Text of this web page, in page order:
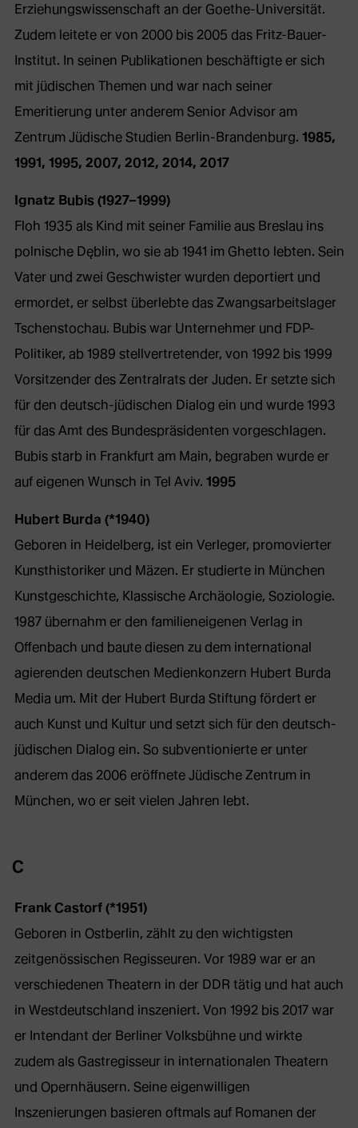
Erziehungswissenschaft an der Goethe-Universität.
Zudem leitete er von 2000 bis 2005 das Fritz-Bauer-
Institut. In seinen Publikationen beschäftigte er sich
mit jüdischen Themen und war nach seiner
Emeritierung unter anderem Senior Advisor am
Zentrum Jüdische Studien Berlin-Brandenburg. 1985,
1991, 1995, 2007, 2012, 2014, 2017
Ignatz Bubis (1927–1999)
Floh 1935 als Kind mit seiner Familie aus Breslau ins
polnische Dęblin, wo sie ab 1941 im Ghetto lebten. Sein
Vater und zwei Geschwister wurden deportiert und
ermordet, er selbst überlebte das Zwangsarbeitslager
Tschenstochau. Bubis war Unternehmer und FDP-
Politiker, ab 1989 stellvertretender, von 1992 bis 1999
Vorsitzender des Zentralrats der Juden. Er setzte sich
für den deutsch-jüdischen Dialog ein und wurde 1993
für das Amt des Bundespräsidenten vorgeschlagen.
Bubis starb in Frankfurt am Main, begraben wurde er
auf eigenen Wunsch in Tel Aviv. 1995
Hubert Burda (*1940)
Geboren in Heidelberg, ist ein Verleger, promovierter
Kunsthistoriker und Mäzen. Er studierte in München
Kunstgeschichte, Klassische Archäologie, Soziologie.
1987 übernahm er den familieneigenen Verlag in
Offenbach und baute diesen zu dem international
agierenden deutschen Medienkonzern Hubert Burda
Media um. Mit der Hubert Burda Stiftung fördert er
auch Kunst und Kultur und setzt sich für den deutsch-
jüdischen Dialog ein. So subventionierte er unter
anderem das 2006 eröffnete Jüdische Zentrum in
München, wo er seit vielen Jahren lebt.
C
Frank Castorf (*1951)
Geboren in Ostberlin, zählt zu den wichtigsten
zeitgenössischen Regisseuren. Vor 1989 war er an
verschiedenen Theatern in der DDR tätig und hat auch
in Westdeutschland inszeniert. Von 1992 bis 2017 war
er Intendant der Berliner Volksbühne und wirkte
zudem als Gastregisseur in internationalen Theatern
und Opernhäusern. Seine eigenwilligen
Inszenierungen basieren oftmals auf Romanen der